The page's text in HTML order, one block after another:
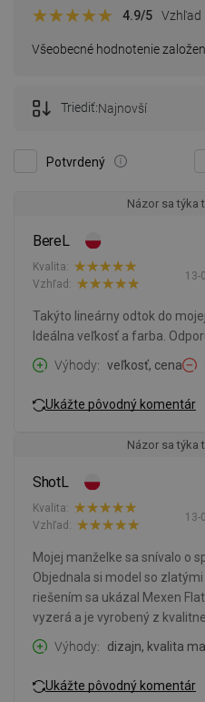
Všeobecné hodnotenie
4.9/5 Vzhľad
Potvrdený
Triediť:Najnovší
Názor sa týka
BereL
13-
Kvalita:
Vzhľad:
Takýto lineárny odtok do
Ideálna veľkosť a farba.
Výhody
veľkosť, cena
Ukážte pôvodný komentár
Názor sa týka
ShotL
13-
Kvalita:
Vzhľad:
Mojej manželke sa snívalo o
Objednala si model so
riešením sa ukázal Mexen
vyzerá a je vyrobený z
Výhody
dizajn, kvalita
Ukážte pôvodný komentár